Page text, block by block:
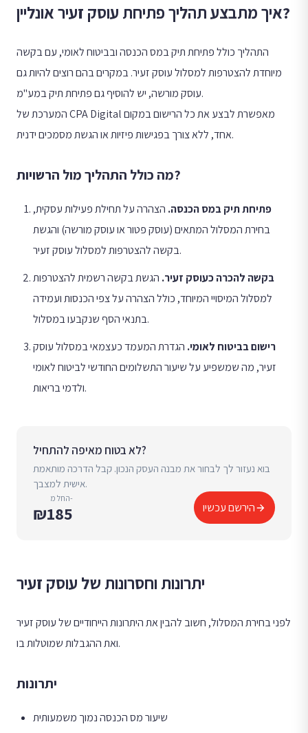
איך מתבצע תהליך פתיחת עוסק זעיר אונליין?
התהליך כולל פתיחת תיק במס הכנסה ובביטוח לאומי, עם בקשה
מיוחדת להצטרפות למסלול עוסק זעיר. במקרים בהם רוצים להיות גם
עוסק מורשה, יש להוסיף גם פתיחת תיק במע"מ.
המערכת של CPA Digital מאפשרת לבצע את כל הרישום במקום
אחד, ללא צורך בפגישות פיזיות או הגשת מסמכים ידנית.
מה כולל התהליך מול הרשויות?
פתיחת תיק במס הכנסה. הצהרה על תחילת פעילות עסקית,
בחירת המסלול המתאים (עוסק פטור או עוסק מורשה) והגשת
בקשה להצטרפות למסלול עוסק זעיר.
בקשה להכרה כעוסק זעיר. הגשת בקשה רשמית להצטרפות
למסלול המיסויי המיוחד, כולל הצהרה על צפי הכנסות ועמידה
בתנאי הסף שנקבעו במסלול.
רישום בביטוח לאומי. הגדרת המעמד כעצמאי במסלול עוסק
זעיר, מה שמשפיע על שיעור התשלומים החודשי לביטוח לאומי
ולדמי בריאות.
לא בטוח מאיפה להתחיל?
בוא נעזור לך לבחור את מבנה העסק הנכון. קבל הדרכה מותאמת
אישית למצבך.
החל מ-
₪185 הירשם עכשיו
יתרונות וחסרונות של עוסק זעיר
לפני בחירת המסלול, חשוב להבין את היתרונות הייחודיים של עוסק זעיר
ואת ההגבלות שמוטלות בו.
יתרונות
שיעור מס הכנסה נמוך משמעותית